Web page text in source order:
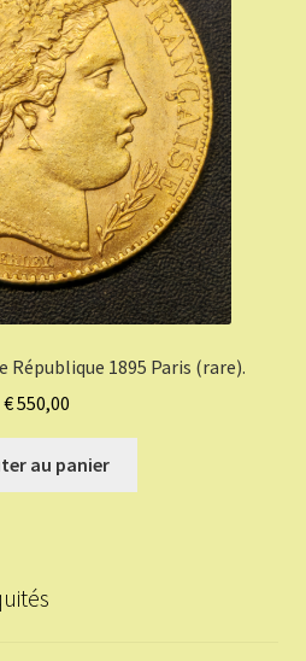
République 1895 Paris (rare).
€550,00
au panier